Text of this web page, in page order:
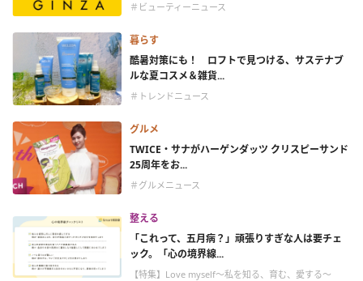
＃ビューティーニュース
暮らす
酷暑対策にも！ ロフトで見つける、サステナブ
ルな夏コスメ＆雑貨...
＃トレンドニュース
グルメ
TWICE・サナがハーゲンダッツ クリスピーサンド
25周年をお...
＃グルメニュース
整える
「これって、五月病？」頑張りすぎな人は要チェ
ック。「心の境界線...
【特集】Love myself～私を知る、育む、愛する～